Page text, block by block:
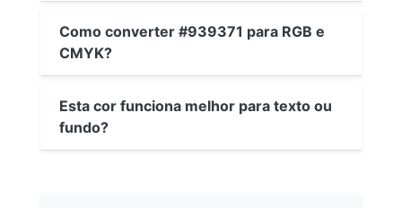
Como converter #939371 para RGB e
CMYK?
Esta cor funciona melhor para texto ou
fundo?